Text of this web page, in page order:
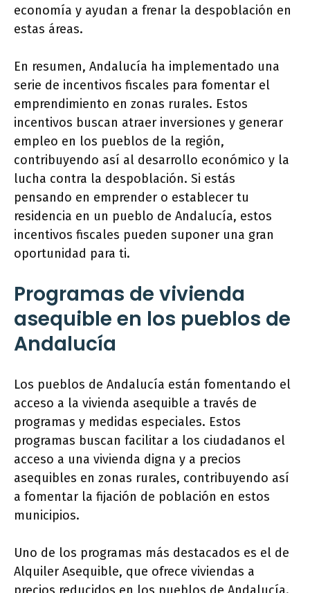
economía y ayudan a frenar la despoblación en
estas áreas.
En resumen, Andalucía ha implementado una
serie de incentivos fiscales para fomentar el
emprendimiento en zonas rurales. Estos
incentivos buscan atraer inversiones y generar
empleo en los pueblos de la región,
contribuyendo así al desarrollo económico y la
lucha contra la despoblación. Si estás
pensando en emprender o establecer tu
residencia en un pueblo de Andalucía, estos
incentivos fiscales pueden suponer una gran
oportunidad para ti.
Programas de vivienda
asequible en los pueblos de
Andalucía
Los pueblos de Andalucía están fomentando el
acceso a la vivienda asequible a través de
programas y medidas especiales. Estos
programas buscan facilitar a los ciudadanos el
acceso a una vivienda digna y a precios
asequibles en zonas rurales, contribuyendo así
a fomentar la fijación de población en estos
municipios.
Uno de los programas más destacados es el de
Alquiler Asequible, que ofrece viviendas a